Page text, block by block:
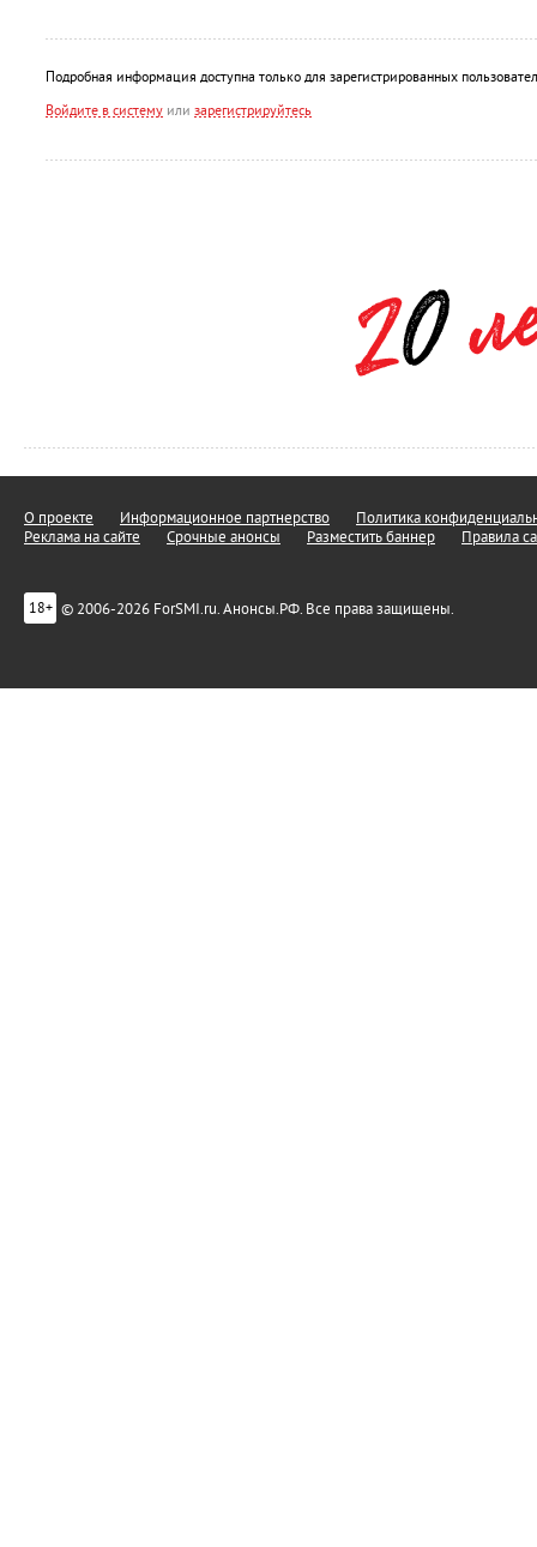
Подробная информация доступна только для зарегистрированных
Войдите в систему или зарегистрируйтесь
О проекте Информационное партнерство
Политика
Реклама на сайте
Срочные анонсы Разместить баннер Правила
18+ © 2006-2026 ForSMI.ru. Анонсы.РФ. Все права защищены.